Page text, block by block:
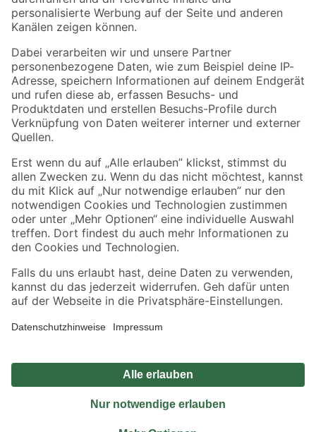
Folge uns
Zahlungsarten Versandarten
Sicher einkaufen
Jetzt die toom-App herunterladen
Alle Preisangaben in EUR inkl. gesetzl. MwSt.. Die dargestellten Angebote sind unter
Umständen nicht in allen Märkten verfügbar. Die angegebenen Verfügbarkeiten beziehen
Produkte nur solange der Vorrat reicht.
*Paketversand ab 59 € versandkostenfrei, gilt nicht für Artikel mit Speditionsversand, hier
Privatsphäre Impressum
Nutzungsbedingungen
Widerrufsrecht
Vertrag widerrufen